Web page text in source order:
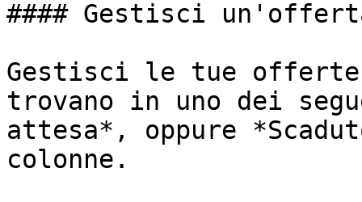
#### Gestisci
Gestisci le tue offerte
trovano in uno dei
attesa*, oppure
colonne.